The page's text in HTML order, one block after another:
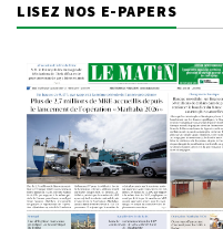
LISEZ NOS E-PAPERS